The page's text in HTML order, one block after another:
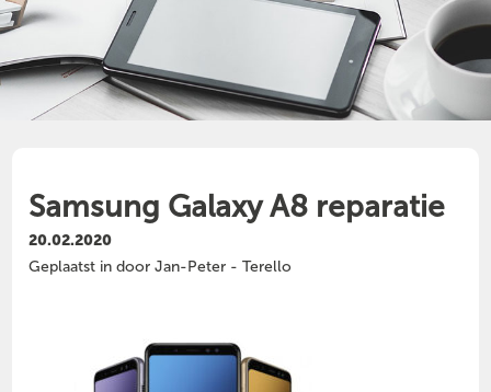
Samsung Galaxy A8 reparatie
20.02.2020
Geplaatst in door Jan-Peter - Terello